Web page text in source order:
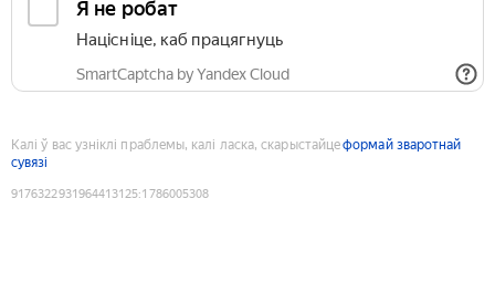
Я не робат
Націсніце, каб працягнуць
SmartCaptcha by Yandex Cloud
Калі ў вас узніклі праблемы, калі ласка, скарыстайцеформай зваротнай
сувязі
9176322931964413125:1786005308